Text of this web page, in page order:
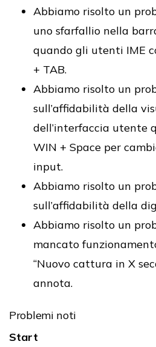
Abbiamo risolto un
uno sfarfallio nella
quando gli utenti IME
+ TAB.
Abbiamo risolto un
sull’affidabilità della
dell’interfaccia utente
WIN + Space per
input.
Abbiamo risolto un
sull’affidabilità della
Abbiamo risolto un
mancato
“Nuovo cattura in X
annota.
Problemi noti
Start